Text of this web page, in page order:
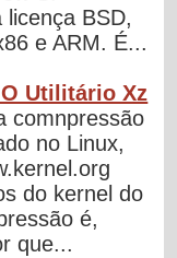
licença BSD,
e ARM. É...
Utilitário Xz
comnpressão
no Linux,
do kernel do
é,
que...